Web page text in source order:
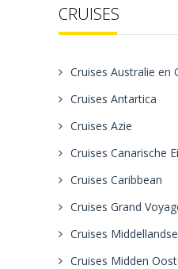
CRUISES
Cruises Australie en
Cruises Antartica
Cruises Azie
Cruises Canarische
Cruises Caribbean
Cruises Grand
Cruises
Cruises Midden